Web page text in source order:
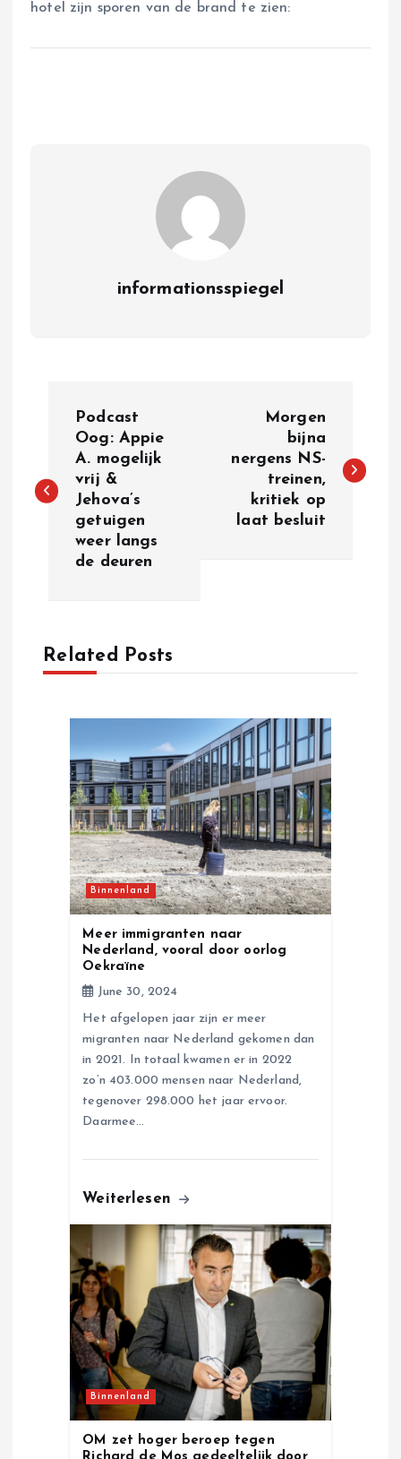
hotel zijn sporen van de brand te zien:
informationsspiegel
s
v
Podcast
Oog: Appie
A. mogelijk
vrij &
Jehova’s
getuigen
weer langs
de deuren
Morgen
bijna
nergens NS-
treinen,
kritiek op
laat besluit
Related Posts
Binnenland
Meer immigranten naar
Nederland, vooral door oorlog
Oekraïne
June 30, 2024
Het afgelopen jaar zijn er meer
migranten naar Nederland gekomen dan
in 2021. In totaal kwamen er in 2022
zo’n 403.000 mensen naar Nederland,
tegenover 298.000 het jaar ervoor.
Daarmee…
Weiterlesen
Binnenland
OM zet hoger beroep tegen